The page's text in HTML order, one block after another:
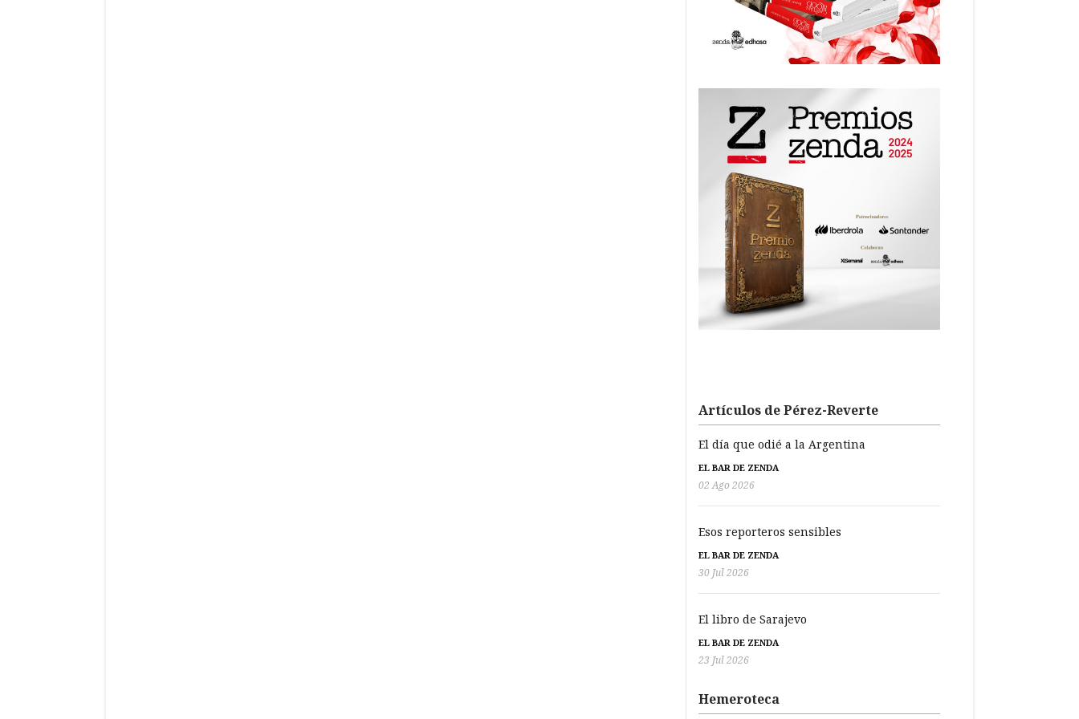
Artículos de Pérez-Reverte
El día que odié a la Argentina
EL BAR DE ZENDA
02 Ago 2026
Esos reporteros sensibles
EL BAR DE ZENDA
30 Jul 2026
El libro de Sarajevo
EL BAR DE ZENDA
23 Jul 2026
Hemeroteca